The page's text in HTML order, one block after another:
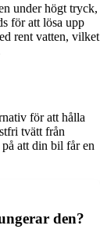
under högt tryck,
för att lösa upp
rent vatten, vilket
för att hålla
tvätt från
att din bil får en
den?